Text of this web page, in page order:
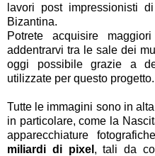
lavori post impressionisti
Bizantina.
Potrete acquisire
addentrarvi tra le sale dei
oggi possibile grazie a
utilizzate per questo progetto.
Tutte le immagini sono in
in particolare, come la
apparecchiature
miliardi di pixel , tali da